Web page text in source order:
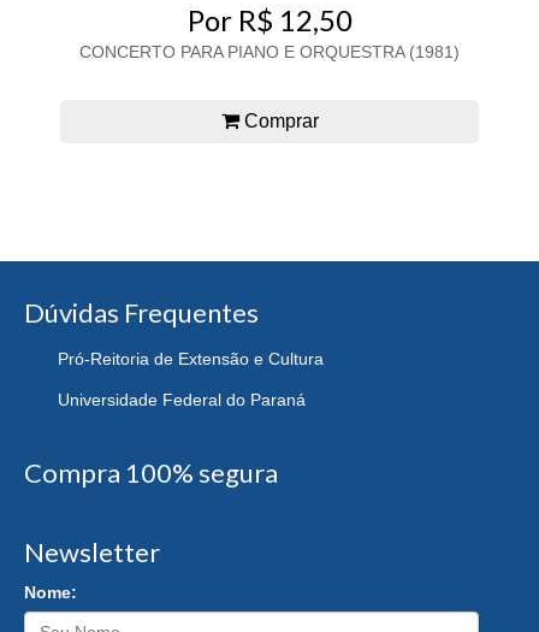
Por R$ 12,50
CONCERTO PARA PIANO E ORQUESTRA (1981)
Comprar
Dúvidas Frequentes
Pró-Reitoria de Extensão e Cultura
Universidade Federal do Paraná
Compra 100% segura
Newsletter
Nome: